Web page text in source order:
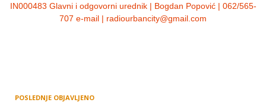
IN000483 Glavni i odgovorni urednik | Bogdan Popović | 062/565-
707 e-mail | radiourbancity@gmail.com
POSLEDNJE OBJAVLJENO